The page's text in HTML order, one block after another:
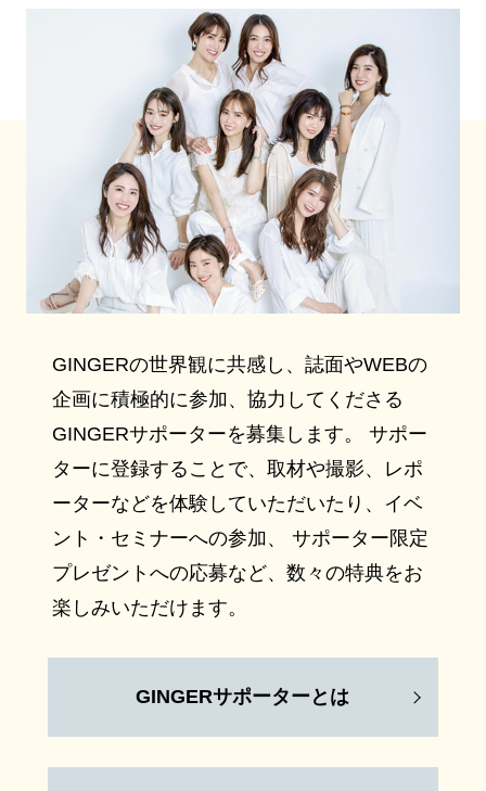
GINGERの世界観に共感し、誌面やWEBの
企画に積極的に参加、協力してくださる
GINGERサポーターを募集します。 サポー
ターに登録することで、取材や撮影、レポ
ーターなどを体験していただいたり、イベ
ント・セミナーへの参加、 サポーター限定
プレゼントへの応募など、数々の特典をお
楽しみいただけます。
GINGERサポーターとは